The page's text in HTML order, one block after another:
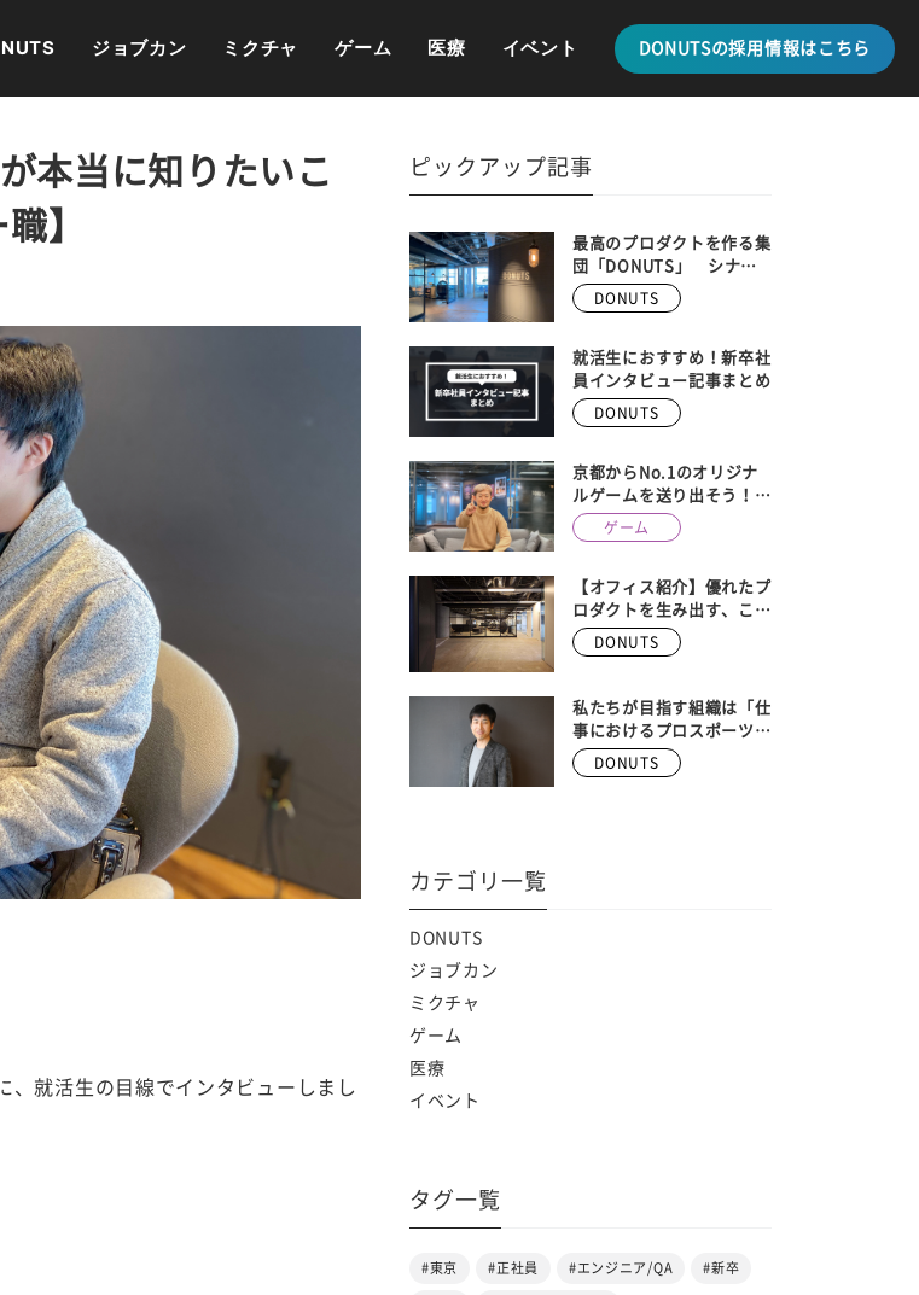
ジョブカン ミクチャ ゲーム 医療 イベント DONUTSの採用情報はこちら
本当に知りたいこ
】
、就活生の目線でインタビューしまし
ピックアップ記事
最高のプロダクトを作る集
団「DONUTS」 シナ
ジーを生み出す、最新の事
業内容を全紹介
DONUTS
就活生におすすめ！新卒社
員インタビュー記事まとめ
DONUTS
京都からNo.1のオリジナ
ルゲームを送り出そう！
DONUTS GAMES、京都メ
ンバー大募集！！ 【株式
ゲーム事業部長 安藤武博
インタビュー】
ゲーム
【オフィス紹介】優れたプ
ロダクトを生み出す、こだ
わりの空間。Donutsの本
社オフィスを大公開！
DONUTS
私たちが目指す組織は「仕
事におけるプロスポーツ
チーム」
DONUTS
カテゴリ一覧
DONUTS
ジョブカン
ミクチャ
ゲーム
医療
イベント
タグ一覧
#東京 #正社員 #エンジニア/QA #新卒